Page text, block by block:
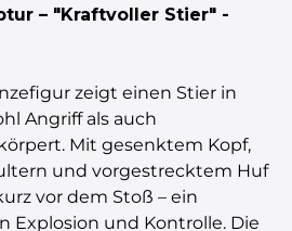
– "Kraftvoller Stier" -
zeigt einen Stier in
Angriff als auch
Mit gesenktem Kopf,
und vorgestrecktem Huf
vor dem Stoß – ein
Explosion und Kontrolle. Die